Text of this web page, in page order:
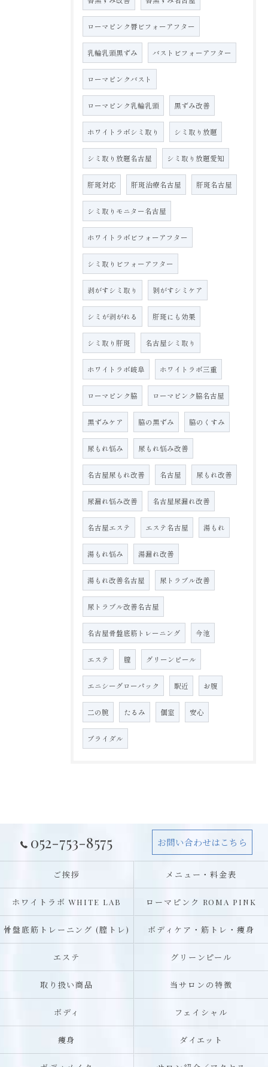
ローマピンク唇ビフォーアフター
乳輪乳頭黒ずみ バストビフォーアフター
ローマピンクバスト
ローマピンク乳輪乳頭 黒ずみ改善
ホワイトラボシミ取り シミ取り放題
シミ取り放題名古屋 シミ取り放題愛知
肝斑対応 肝斑治療名古屋 肝斑名古屋
シミ取りモニター名古屋
ホワイトラボビフォーアフター
シミ取りビフォーアフター
剥がすシミ取り 剝がすシミケア
シミが剥がれる 肝斑にも効果
シミ取り肝斑 名古屋シミ取り
ホワイトラボ岐阜 ホワイトラボ三重
ローマピンク脇 ローマピンク脇名古屋
黒ずみケア 脇の黒ずみ 脇のくすみ
尿もれ悩み 尿もれ悩み改善
名古屋尿もれ改善 名古屋 尿もれ改善
尿漏れ悩み改善 名古屋尿漏れ改善
名古屋エステ エステ名古屋 湯もれ
湯もれ悩み 湯漏れ改善
湯もれ改善名古屋 尿トラブル改善
尿トラブル改善名古屋
名古屋骨盤底筋トレーニング 今池
エステ 膣 グリーンピール
エニシーグローパック 駅近 お腹
二の腕 たるみ 個室 安心
ブライダル
052-753-8575 お問い合わせはこちら
ご挨拶 メニュー・料金表
ホワイトラボ WHITE LAB ローマピンク ROMA PINK
骨盤底筋トレーニング (膣トレ) ボディケア・筋トレ・痩身
エステ グリーンピール
取り扱い商品 当サロンの特徴
ボディ フェイシャル
痩身 ダイエット